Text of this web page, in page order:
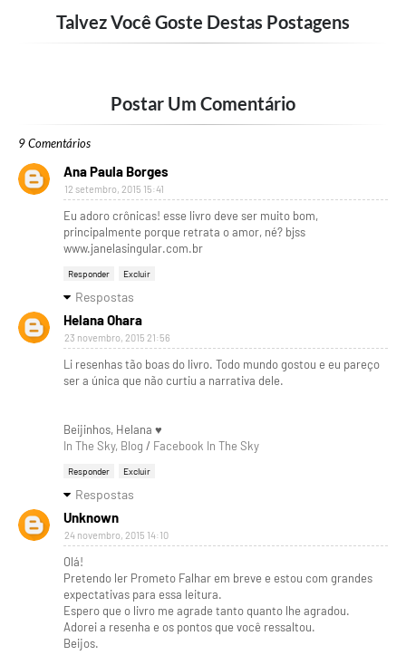
Talvez Você Goste Destas Postagens
Postar Um Comentário
9 Comentários
Ana Paula Borges
12 setembro, 2015 15:41
Eu adoro crônicas! esse livro deve ser muito bom,
principalmente porque retrata o amor, né? bjss
www.janelasingular.com.br
Responder Excluir
Respostas
Helana Ohara
23 novembro, 2015 21:56
Li resenhas tão boas do livro. Todo mundo gostou e eu pareço
ser a única que não curtiu a narrativa dele.
Beijinhos, Helana ♥
In The Sky, Blog / Facebook In The Sky
Responder Excluir
Respostas
Unknown
24 novembro, 2015 14:10
Olá!
Pretendo ler Prometo Falhar em breve e estou com grandes
expectativas para essa leitura.
Espero que o livro me agrade tanto quanto lhe agradou.
Adorei a resenha e os pontos que você ressaltou.
Beijos.